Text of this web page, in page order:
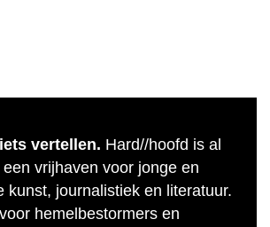
vertellen. Hard//hoofd is al
vrijhaven voor jonge en
kunst, journalistiek en literatuur.
hemelbestormers en